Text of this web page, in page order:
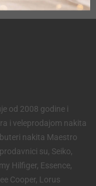
od 2008 godine i
i veleprodajom nakita
nakita Maestro
su, Seiko,
Hilfiger, Essence,
Cooper, Lorus